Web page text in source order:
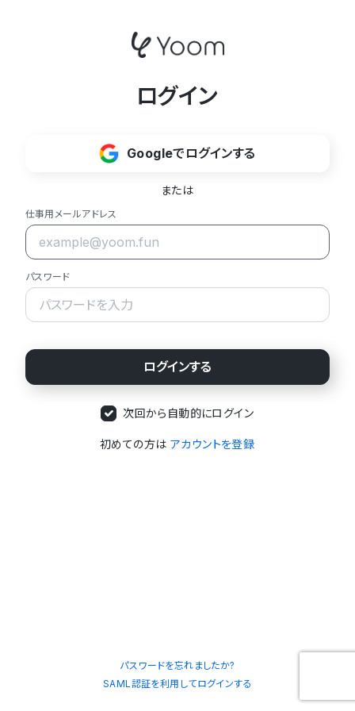
ログイン
Googleでログインする
または
仕事用メールアドレス
パスワード
次回から自動的にログイン
初めての方は アカウントを登録
パスワードを忘れましたか?
SAML認証を利用してログインする